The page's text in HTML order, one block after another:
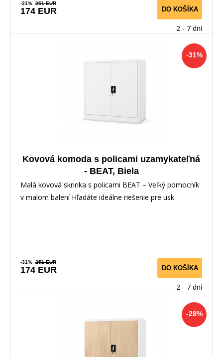
-31% 251 EUR
174 EUR DO KOŠÍKA
2 - 7 dní
-31%
Kovová komoda s policami uzamykateľná
- BEAT, Biela
Malá kovová skrinka s policami BEAT – Veľký pomocník
v malom balení Hľadáte ideálne riešenie pre usk
-31% 251 EUR
174 EUR DO KOŠÍKA
2 - 7 dní
-28%